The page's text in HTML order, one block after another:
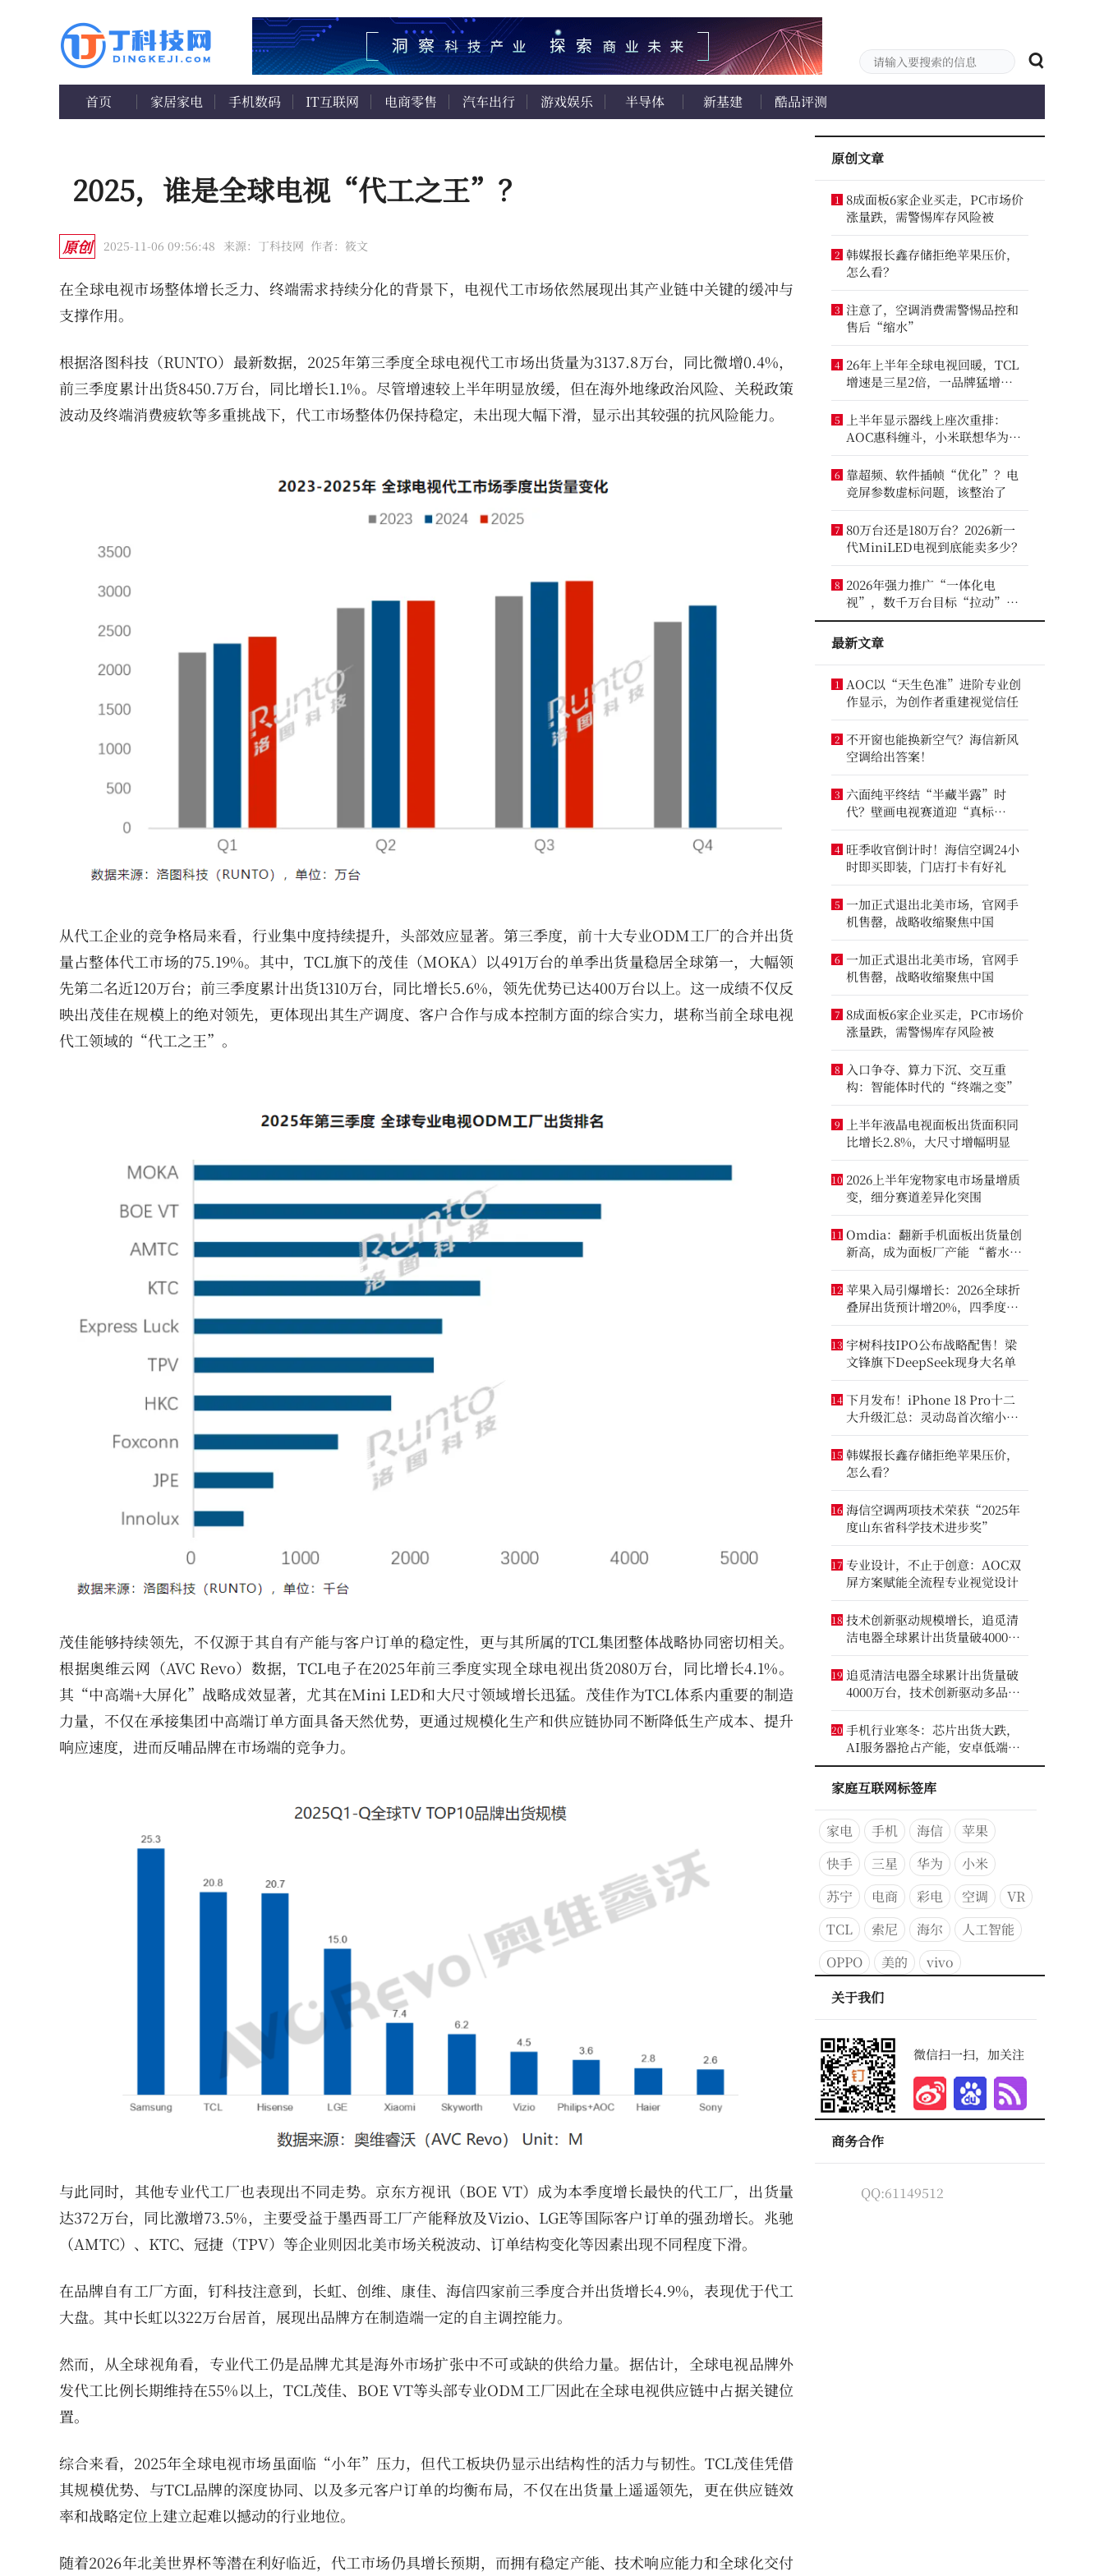
首页 家居家电 手机数码 IT互联网 电商零售 汽车出行 游戏娱乐 半导体 新基建 酷品评测
2025，谁是全球电视“代工之王”？
原创 2025-11-06 09:56:48 来源：丁科技网 作者：筱文
在全球电视市场整体增长乏力、终端需求持续分化的背景下，电视代工市场依然展现出其产业链中关键的缓冲与
支撑作用。
根据洛图科技（RUNTO）最新数据，2025年第三季度全球电视代工市场出货量为3137.8万台，同比微增0.4%，
前三季度累计出货8450.7万台，同比增长1.1%。尽管增速较上半年明显放缓，但在海外地缘政治风险、关税政策
波动及终端消费疲软等多重挑战下，代工市场整体仍保持稳定，未出现大幅下滑，显示出其较强的抗风险能力。
从代工企业的竞争格局来看，行业集中度持续提升，头部效应显著。第三季度，前十大专业ODM工厂的合并出货
量占整体代工市场的75.19%。其中，TCL旗下的茂佳（MOKA）以491万台的单季出货量稳居全球第一，大幅领
先第二名近120万台；前三季度累计出货1310万台，同比增长5.6%，领先优势已达400万台以上。这一成绩不仅反
映出茂佳在规模上的绝对领先，更体现出其生产调度、客户合作与成本控制方面的综合实力，堪称当前全球电视
代工领域的“代工之王”。
茂佳能够持续领先，不仅源于其自有产能与客户订单的稳定性，更与其所属的TCL集团整体战略协同密切相关。
根据奥维云网（AVC Revo）数据，TCL电子在2025年前三季度实现全球电视出货2080万台，同比增长4.1%。
其“中高端+大屏化”战略成效显著，尤其在Mini LED和大尺寸领域增长迅猛。茂佳作为TCL体系内重要的制造
力量，不仅在承接集团中高端订单方面具备天然优势，更通过规模化生产和供应链协同不断降低生产成本、提升
响应速度，进而反哺品牌在市场端的竞争力。
与此同时，其他专业代工厂也表现出不同走势。京东方视讯（BOE VT）成为本季度增长最快的代工厂，出货量
达372万台，同比激增73.5%，主要受益于墨西哥工厂产能释放及Vizio、LGE等国际客户订单的强劲增长。兆驰
（AMTC）、KTC、冠捷（TPV）等企业则因北美市场关税波动、订单结构变化等因素出现不同程度下滑。
在品牌自有工厂方面，钉科技注意到，长虹、创维、康佳、海信四家前三季度合并出货增长4.9%，表现优于代工
大盘。其中长虹以322万台居首，展现出品牌方在制造端一定的自主调控能力。
然而，从全球视角看，专业代工仍是品牌尤其是海外市场扩张中不可或缺的供给力量。据估计，全球电视品牌外
发代工比例长期维持在55%以上，TCL茂佳、BOE VT等头部专业ODM工厂因此在全球电视供应链中占据关键位
置。
综合来看，2025年全球电视市场虽面临“小年”压力，但代工板块仍显示出结构性的活力与韧性。TCL茂佳凭借
其规模优势、与TCL品牌的深度协同、以及多元客户订单的均衡布局，不仅在出货量上遥遥领先，更在供应链效
率和战略定位上建立起难以撼动的行业地位。
随着2026年北美世界杯等潜在利好临近，代工市场仍具增长预期，而拥有稳定产能、技术响应能力和全球化交付
原创文章
1
8成面板6家企业买走，PC市场价
涨量跌，需警惕库存风险被
2 韩媒报长鑫存储拒绝苹果压价，
怎么看？
3 注意了，空调消费需警惕品控和
售后“缩水”
4 26年上半年全球电视回暖，TCL
增速是三星2倍，一品牌猛增
14.8%
5
上半年显示器线上座次重排：
AOC惠科缠斗，小米联想华为进
前八
6 靠超频、软件插帧“优化”？电
竞屏参数虚标问题，该整治了
7 80万台还是180万台？2026新一
代MiniLED电视到底能卖多少？
8 2026年强力推广“一体化电
视”，数千万台目标“拉动”彩
电业？
最新文章
1
AOC以“天生色准”进阶专业创
作显示，为创作者重建视觉信任
2 不开窗也能换新空气？海信新风
空调给出答案！
3 六面纯平终结“半藏半露”时
代？壁画电视赛道迎“真标
准”之争
4 旺季收官倒计时！海信空调24小
时即买即装，门店打卡有好礼
5 一加正式退出北美市场，官网手
机售罄，战略收缩聚焦中国
6 一加正式退出北美市场，官网手
机售罄，战略收缩聚焦中国
7 8成面板6家企业买走，PC市场价
涨量跌，需警惕库存风险被
8
入口争夺、算力下沉、交互重
构：智能体时代的“终端之变”
9
上半年液晶电视面板出货面积同
比增长2.8%，大尺寸增幅明显
10 2026上半年宠物家电市场量增质
变，细分赛道差异化突围
11 Omdia：翻新手机面板出货量创
新高，成为面板厂产能 “蓄水
池”
12 苹果入局引爆增长：2026全球折
叠屏出货预计增20%，四季度成
全年销量关键窗口
13 宇树科技IPO公布战略配售！梁
文锋旗下DeepSeek现身大名单
14 下月发布！iPhone 18 Pro十二
大升级汇总：灵动岛首次缩小、
首次2nm芯片
15 韩媒报长鑫存储拒绝苹果压价，
怎么看？
16 海信空调两项技术荣获“2025年
度山东省科学技术进步奖”
17 专业设计，不止于创意：AOC双
屏方案赋能全流程专业视觉设计
18 技术创新驱动规模增长，追觅清
洁电器全球累计出货量破4000万
台
19 追觅清洁电器全球累计出货量破
4000万台，技术创新驱动多品类
增长
20 手机行业寒冬：芯片出货大跌，
AI服务器抢占产能，安卓低端压
力最大
家庭互联网标签库
家电 手机 海信
苹果
快手
三星 华为
小米
苏宁
电商 彩电 空调
VR
TCL
索尼 海尔
人工智能
OPPO
美的
vivo
关于我们
微信扫一扫，加关注
商务合作
QQ:61149512